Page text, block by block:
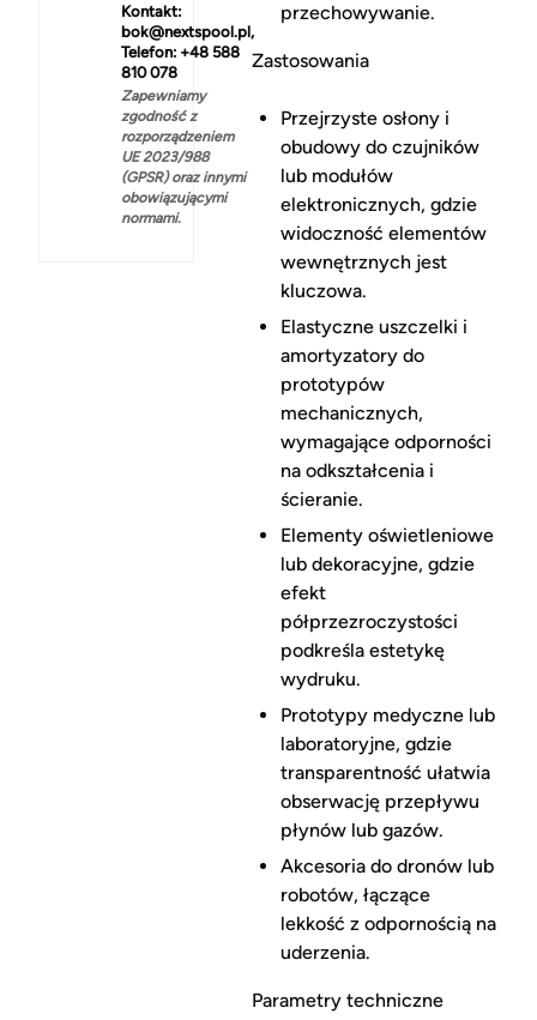
Kontakt:
bok@nextspool.pl,
Telefon: +48 588
810 078
Zapewniamy
zgodność z
rozporządzeniem
UE 2023/988
(GPSR) oraz innymi
obowiązującymi
normami.
przechowywanie.
Zastosowania
Przejrzyste osłony i
obudowy do czujników
lub modułów
elektronicznych, gdzie
widoczność elementów
wewnętrznych jest
kluczowa.
Elastyczne uszczelki i
amortyzatory do
prototypów
mechanicznych,
wymagające odporności
na odkształcenia i
ścieranie.
Elementy oświetleniowe
lub dekoracyjne, gdzie
efekt
półprzezroczystości
podkreśla estetykę
wydruku.
Prototypy medyczne lub
laboratoryjne, gdzie
transparentność ułatwia
obserwację przepływu
płynów lub gazów.
Akcesoria do dronów lub
robotów, łączące
lekkość z odpornością na
uderzenia.
Parametry techniczne